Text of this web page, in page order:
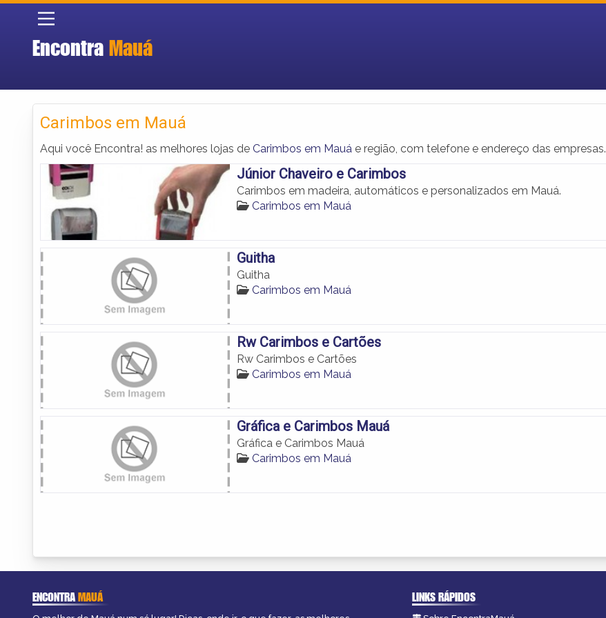
Encontra Mauá
Carimbos em Mauá
Aqui você Encontra! as melhores lojas de Carimbos em Mauá e região, com telefone e endereço das empresas.
Júnior Chaveiro e Carimbos
Carimbos em madeira, automáticos e personalizados em Mauá.
Carimbos em Mauá
Guitha
Guitha
Carimbos em Mauá
Rw Carimbos e Cartões
Rw Carimbos e Cartões
Carimbos em Mauá
Gráfica e Carimbos Mauá
Gráfica e Carimbos Mauá
Carimbos em Mauá
ENCONTRAMAUÁ LINKS RÁPIDOS